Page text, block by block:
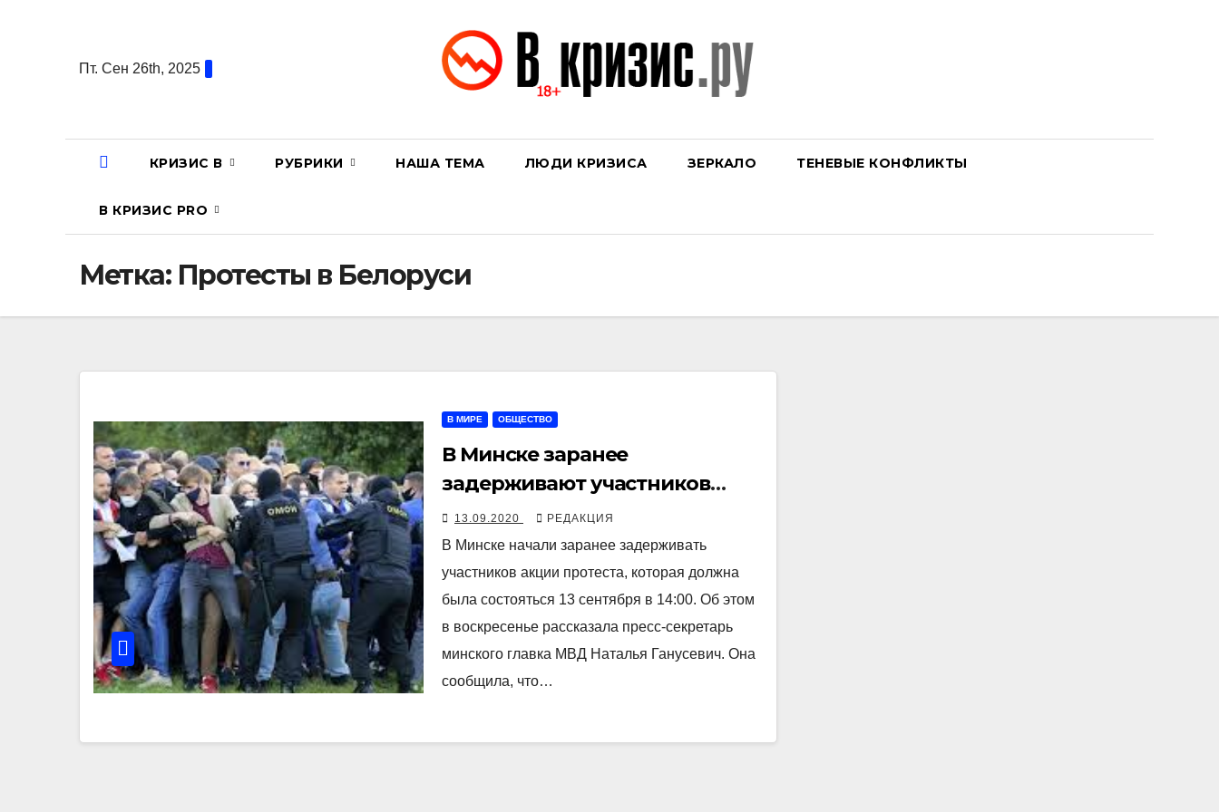
содержаниюПт. Сен 26th, 2025
КРИЗИС В РУБРИКИ НАША ТЕМА ЛЮДИ КРИЗИСА ЗЕРКАЛО ТЕНЕВЫЕ КОНФЛИКТЫ
В КРИЗИС PRO
Метка: Протесты в Белоруси
В МИРЕ ОБЩЕСТВО
В Минске заранее
задерживают участников
акции протеста, к центру
стянута военная техника
13.09.2020 РЕДАКЦИЯ
В Минске начали заранее задерживать
участников акции протеста, которая должна
была состояться 13 сентября в 14:00. Об этом
в воскресенье рассказала пресс-секретарь
минского главка МВД Наталья Ганусевич. Она
сообщила, что…